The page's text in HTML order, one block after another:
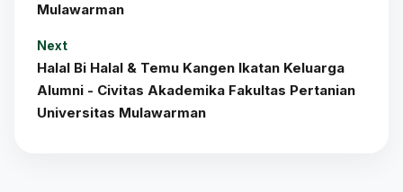
Mulawarman
Next
Halal Bi Halal & Temu Kangen Ikatan Keluarga
Alumni - Civitas Akademika Fakultas Pertanian
Universitas Mulawarman